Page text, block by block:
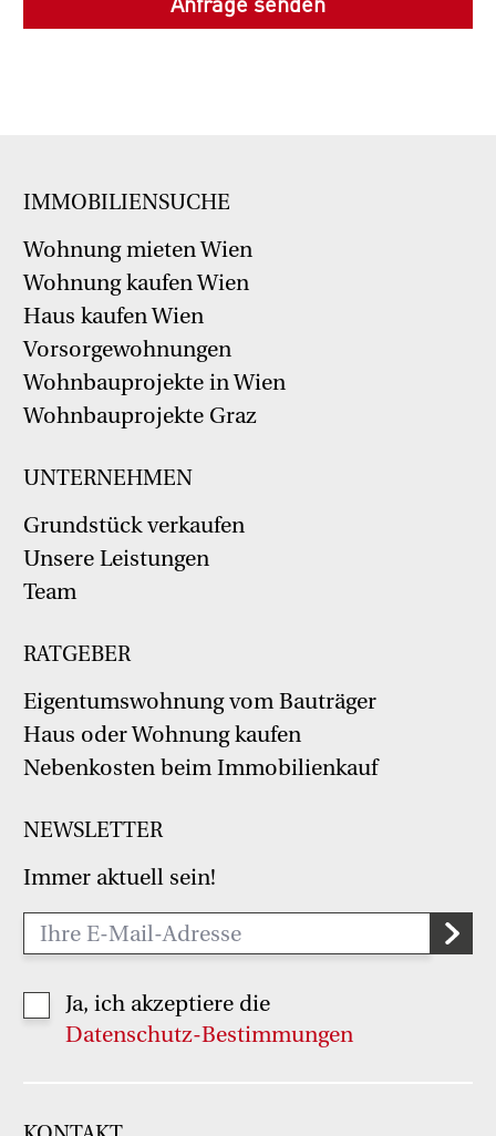
IMMOBILIENSUCHE
Wohnung mieten Wien
Wohnung kaufen Wien
Haus kaufen Wien
Vorsorgewohnungen
Wohnbauprojekte in Wien
Wohnbauprojekte Graz
UNTERNEHMEN
Grundstück verkaufen
Unsere Leistungen
Team
RATGEBER
Eigentumswohnung vom Bauträger
Haus oder Wohnung kaufen
Nebenkosten beim Immobilienkauf
NEWSLETTER
Immer aktuell sein!
Ja, ich akzeptiere die
Datenschutz-Bestimmungen